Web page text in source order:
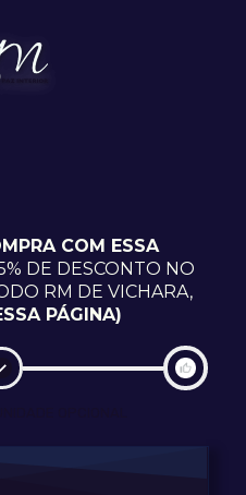
COM ESSA
DE DESCONTO NO
RM DE VICHARA,
PÁGINA)